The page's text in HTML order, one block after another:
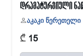
დრამატურგიული
აკაკი წერეთელი
₾ 15